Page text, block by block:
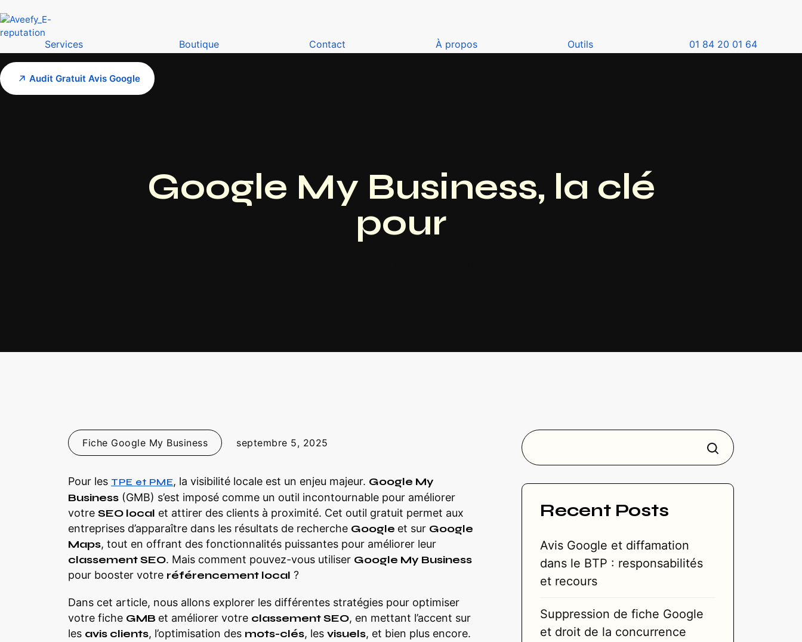
Services Boutique Contact À propos Outils 01 84 20 01 64
Audit Gratuit Avis Google
Google My Business, la clé
pour
Fiche Google My Business septembre 5, 2025
Pour les TPE et PME, la visibilité locale est un enjeu majeur. Google My
Business (GMB) s’est imposé comme un outil incontournable pour améliorer
votre SEO local et attirer des clients à proximité. Cet outil gratuit permet aux
entreprises d’apparaître dans les résultats de recherche Google et sur Google
Maps, tout en offrant des fonctionnalités puissantes pour améliorer leur
classement SEO. Mais comment pouvez-vous utiliser Google My Business
pour booster votre référencement local ?
Dans cet article, nous allons explorer les différentes stratégies pour optimiser
votre fiche GMB et améliorer votre classement SEO, en mettant l’accent sur
les avis clients, l’optimisation des mots-clés, les visuels, et bien plus encore.
Rechercher
Recent Posts
Avis Google et diffamation
dans le BTP : responsabilités
et recours
Suppression de fiche Google
et droit de la concurrence